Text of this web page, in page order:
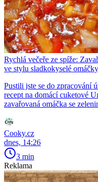
Rychlá večeře ze spíže:
ve stylu sladkokyselé
Pustili jste se do zpracování
recept na domácí cuketové
zavařovaná omáčka se
Cooky.cz
dnes, 14:26
3 min
Reklama